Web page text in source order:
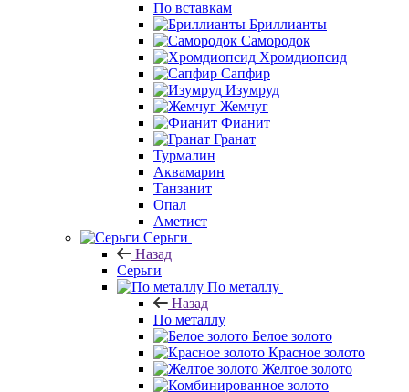
По вставкам
Бриллианты
Самородок
Хромдиопсид
Сапфир
Изумруд
Жемчуг
Фианит
Гранат
Турмалин
Аквамарин
Танзанит
Опал
Аметист
Серьги
Назад
Серьги
По металлу
Назад
По металлу
Белое золото
Красное золото
Желтое золото